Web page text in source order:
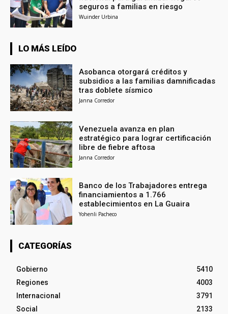
seguros a familias en riesgo
Wuinder Urbina
LO MÁS LEÍDO
Asobanca otorgará créditos y
subsidios a las familias damnificadas
tras doblete sísmico
Janna Corredor
Venezuela avanza en plan
estratégico para lograr certificación
libre de fiebre aftosa
Janna Corredor
Banco de los Trabajadores entrega
financiamientos a 1.766
establecimientos en La Guaira
Yohenli Pacheco
CATEGORÍAS
Gobierno
5410
Regiones
4003
Internacional
3791
Social
2133